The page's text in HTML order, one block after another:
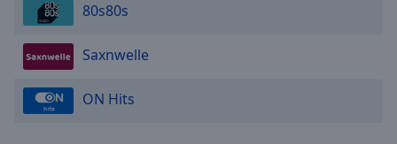
80s80s
Saxnwelle
ON Hits